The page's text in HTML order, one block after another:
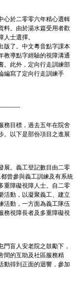
心於二零零六年精心選輯
料。由於湯水篇受用者歡
士選擇。
版了。中文粵音點字課本
教導點字經驗的視障溝通
。此外，定向行走訓練部
編寫了定向行走訓練手
務目標，過去五年在院舍
。以下是部份項目之進展
展。義工登記數目由二零
曾參與義工訓練及有系統
重障礙視障人士。自二零
活動，以凝聚義工、建立
活動，一方面為義工隊伍
務視障長者及多重障礙視
盲人安老院之鼓勵下，
間的互助及社區服務精
動得到正面的迴響，參加